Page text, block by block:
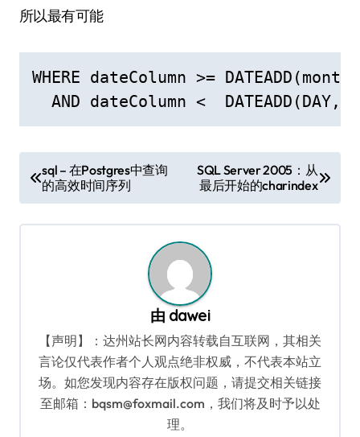
所以最有可能
WHERE dateColumn >=
  AND dateColumn <  DATEADD(DAY,1)
章
导
sql – 在Postgres中查询
的高效时间序列
SQL Server 2005：从
最后开始的charindex
由 dawei
【声明】：达州站长网内容转载自互联网，其相关
言论仅代表作者个人观点绝非权威，不代表本站立
场。如您发现内容存在版权问题，请提交相关链接
至邮箱：bqsm@foxmail.com，我们将及时予以处
理。